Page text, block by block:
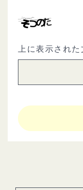
上に表示された